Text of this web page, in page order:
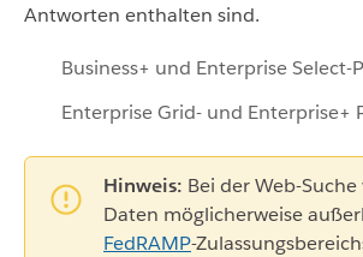
Antworten enthalten sind.
Business+ und Enterprise Select-
Enterprise Grid- und Enterprise+
Hinweis: Bei der Web-
Daten möglicherweise
FedRAMP-